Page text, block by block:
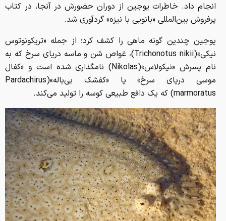
انجام داد. خاطرات یوجین از دوران حضورش در آنجا، در کتاب
پرفروش بین‌المللی «بانویی با نیزه» گردآوری شد.
یوجین چندین گونه ماهی را کشف کرد؛ از جمله «تریکونوتوس
نیکی»(Trichonotus nikii)، غواص شن و ماسه دریای سرخ که به
نام پسرش «نیکولاس»(Nikolas) نامگذاری شده است و «کفال
موسی دریای سرخ» یا «کفشک بی‌باله»(Pardachirus
marmoratus) که یک دافع طبیعی کوسه را تولید می‌کند.